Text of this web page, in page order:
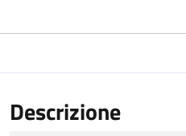
Descrizione